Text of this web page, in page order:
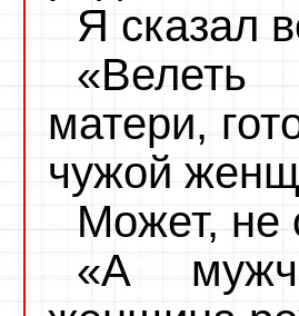
Я сказал
«Велеть
матери,
чужой
Может, не
«А